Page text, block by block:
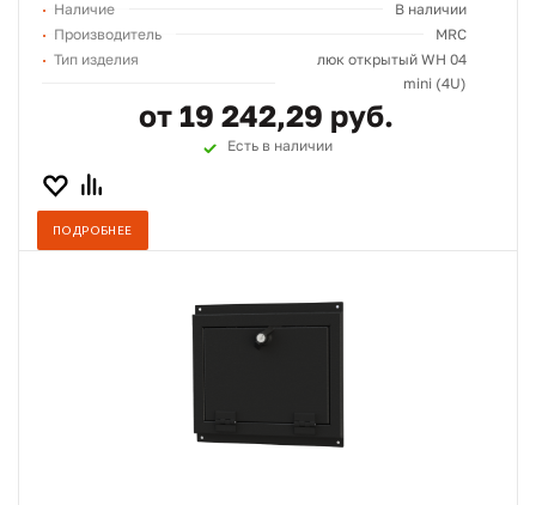
Наличие
В наличии
Производитель
MRC
Тип изделия
люк открытый WH 04
mini (4U)
от 19 242,29 руб.
Есть в наличии
ПОДРОБНЕЕ